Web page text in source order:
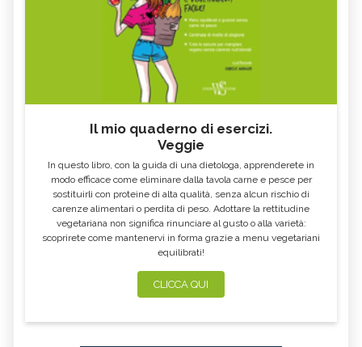
Il mio quaderno di esercizi.
Veggie
In questo libro, con la guida di una dietologa, apprenderete in
modo efficace come eliminare dalla tavola carne e pesce per
sostituirli con proteine di alta qualità, senza alcun rischio di
carenze alimentari o perdita di peso. Adottare la rettitudine
vegetariana non significa rinunciare al gusto o alla varietà:
scoprirete come mantenervi in forma grazie a menu vegetariani
equilibrati!
CLICCA QUI